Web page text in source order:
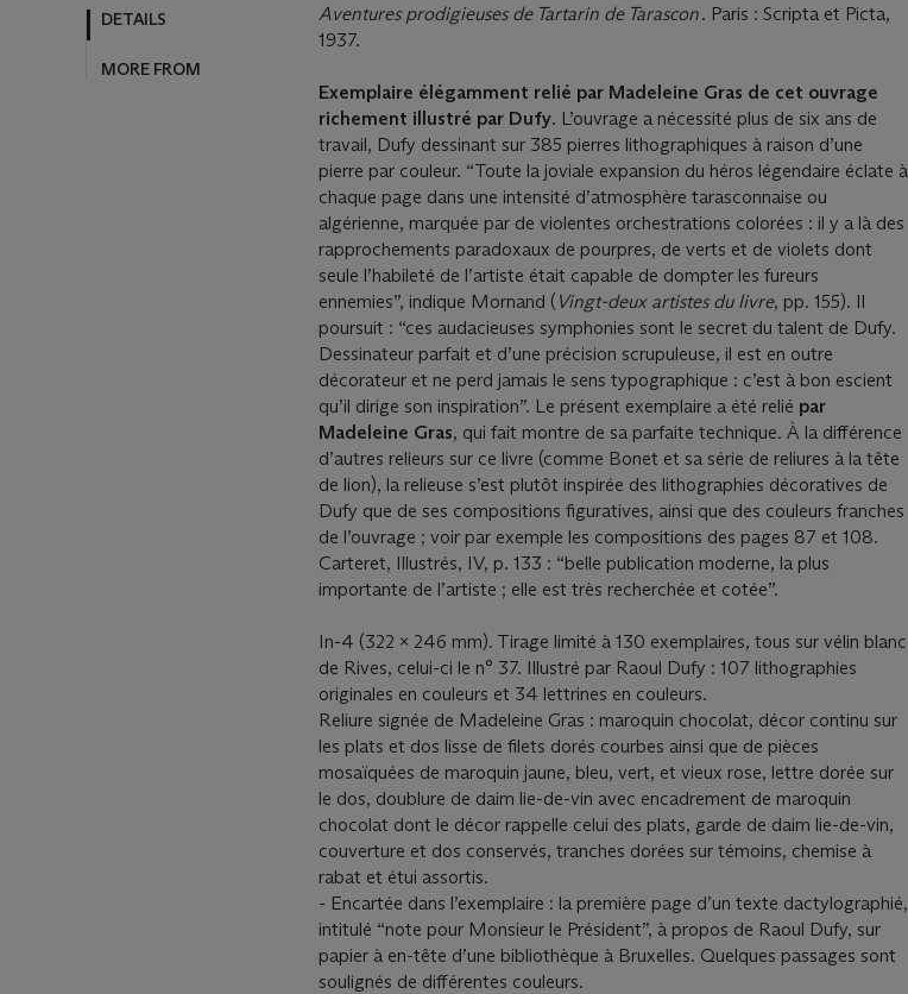
DETAILS
MORE FROM
Aventures prodigieuses de Tartarin de Tarascon. Paris : Scripta et Picta,
1937.
Exemplaire élégamment relié par Madeleine Gras de cet ouvrage
richement illustré par Dufy. L’ouvrage a nécessité plus de six ans de
travail, Dufy dessinant sur 385 pierres lithographiques à raison d’une
pierre par couleur. “Toute la joviale expansion du héros légendaire éclate à
chaque page dans une intensité d’atmosphère tarasconnaise ou
algérienne, marquée par de violentes orchestrations colorées : il y a là des
rapprochements paradoxaux de pourpres, de verts et de violets dont
seule l’habileté de l’artiste était capable de dompter les fureurs
ennemies”, indique Mornand ( Vingt-deux artistes du livre, pp. 155). Il
poursuit : “ces audacieuses symphonies sont le secret du talent de Dufy.
Dessinateur parfait et d’une précision scrupuleuse, il est en outre
décorateur et ne perd jamais le sens typographique : c’est à bon escient
qu’il dirige son inspiration”. Le présent exemplaire a été relié par
Madeleine Gras, qui fait montre de sa parfaite technique. À la différence
d’autres relieurs sur ce livre (comme Bonet et sa série de reliures à la tête
de lion), la relieuse s’est plutôt inspirée des lithographies décoratives de
Dufy que de ses compositions figuratives, ainsi que des couleurs franches
de l’ouvrage ; voir par exemple les compositions des pages 87 et 108.
Carteret, Illustrés, IV, p. 133 : “belle publication moderne, la plus
importante de l’artiste ; elle est très recherchée et cotée”.
In-4 (322 x 246 mm). Tirage limité à 130 exemplaires, tous sur vélin blanc
de Rives, celui-ci le n° 37. Illustré par Raoul Dufy : 107 lithographies
originales en couleurs et 34 lettrines en couleurs.
Reliure signée de Madeleine Gras : maroquin chocolat, décor continu sur
les plats et dos lisse de filets dorés courbes ainsi que de pièces
mosaïquées de maroquin jaune, bleu, vert, et vieux rose, lettre dorée sur
le dos, doublure de daim lie-de-vin avec encadrement de maroquin
chocolat dont le décor rappelle celui des plats, garde de daim lie-de-vin,
couverture et dos conservés, tranches dorées sur témoins, chemise à
rabat et étui assortis.
- Encartée dans l’exemplaire : la première page d’un texte dactylographié,
intitulé “note pour Monsieur le Président”, à propos de Raoul Dufy, sur
papier à en-tête d’une bibliothèque à Bruxelles. Quelques passages sont
soulignés de différentes couleurs.